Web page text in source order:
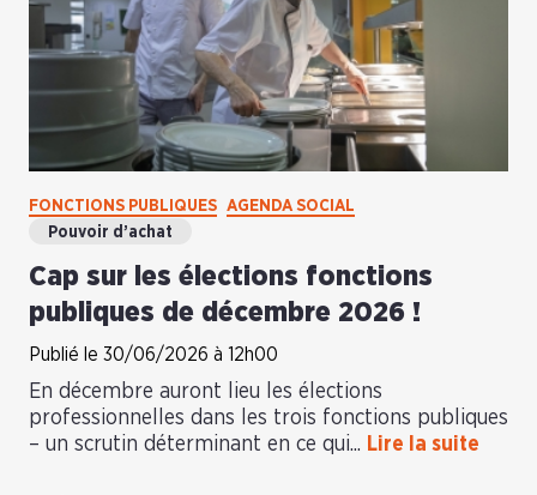
FONCTIONS PUBLIQUES AGENDA SOCIAL
Pouvoir d’achat
Cap sur les élections fonctions
publiques de décembre 2026 !
Publié le 30/06/2026 à 12h00
En décembre auront lieu les élections
professionnelles dans les trois fonctions publiques
– un scrutin déterminant en ce qui... Lire la suite